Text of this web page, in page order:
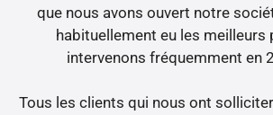
que nous avons ouvert notre
habituellement eu les meilleurs
intervenons fréquemment en
Tous les clients qui nous ont